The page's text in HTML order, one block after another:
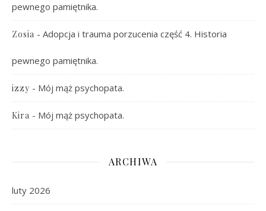
pewnego pamiętnika.
Zosia - Adopcja i trauma porzucenia część 4. Historia
pewnego pamiętnika.
izzy - Mój mąż psychopata.
Kira - Mój mąż psychopata.
ARCHIWA
luty 2026